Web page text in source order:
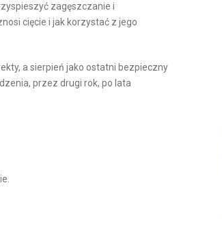
zagęszczanie i
cięcie i jak korzystać z jego
a sierpień jako ostatni bezpieczny
przez drugi rok, po lata